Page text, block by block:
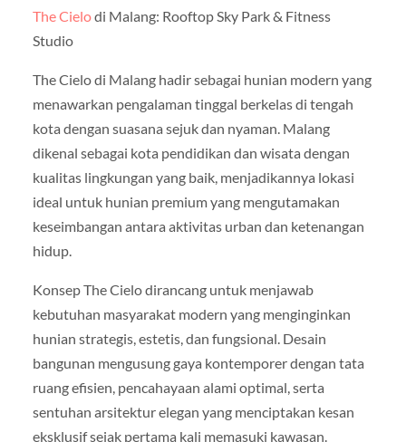
The Cielodi Malang: Rooftop Sky Park & Fitness
Studio
The Cielo di Malang hadir sebagai hunian modern yang
menawarkan pengalaman tinggal berkelas di tengah
kota dengan suasana sejuk dan nyaman. Malang
dikenal sebagai kota pendidikan dan wisata dengan
kualitas lingkungan yang baik, menjadikannya lokasi
ideal untuk hunian premium yang mengutamakan
keseimbangan antara aktivitas urban dan ketenangan
hidup.
Konsep The Cielo dirancang untuk menjawab
kebutuhan masyarakat modern yang menginginkan
hunian strategis, estetis, dan fungsional. Desain
bangunan mengusung gaya kontemporer dengan tata
ruang efisien, pencahayaan alami optimal, serta
sentuhan arsitektur elegan yang menciptakan kesan
eksklusif sejak pertama kali memasuki kawasan.